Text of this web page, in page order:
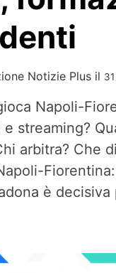
Notizie Plus il
Napoli-
streaming?
arbitra? Che
è decisiva